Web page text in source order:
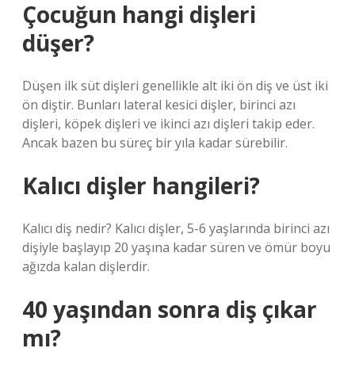
Çocuğun hangi dişleri
düşer?
Düşen ilk süt dişleri genellikle alt iki ön diş ve üst iki
ön diştir. Bunları lateral kesici dişler, birinci azı
dişleri, köpek dişleri ve ikinci azı dişleri takip eder.
Ancak bazen bu süreç bir yıla kadar sürebilir.
Kalıcı dişler hangileri?
Kalıcı diş nedir? Kalıcı dişler, 5-6 yaşlarında birinci azı
dişiyle başlayıp 20 yaşına kadar süren ve ömür boyu
ağızda kalan dişlerdir.
40 yaşından sonra diş çıkar
mı?